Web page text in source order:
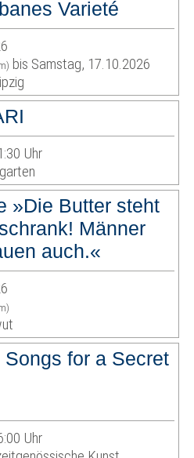
Varieté
bis Samstag, 17.10.2026
Uhr
»Die Butter steht
Männer
auch.«
for a Secret
Uhr